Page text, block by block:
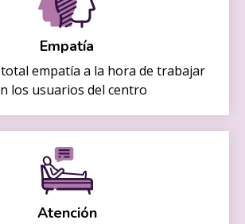
Empatía
empatía a la hora de trabajar
los usuarios del centro
Atención